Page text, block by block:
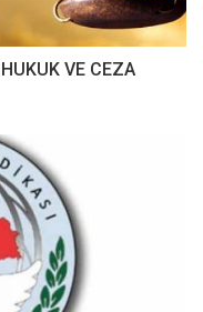
VE CEZA